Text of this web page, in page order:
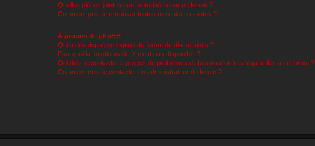
Quelles pièces jointes sont autorisées sur ce forum ?
Comment puis-je retrouver toutes mes pièces jointes ?
À propos de phpBB
Qui a développé ce logiciel de forum de discussions ?
Pourquoi la fonctionnalité X n’est pas disponible ?
Qui dois-je contacter à propos de problèmes d’abus ou d’ordres légaux liés à ce forum ?
Comment puis-je contacter un administrateur du forum ?